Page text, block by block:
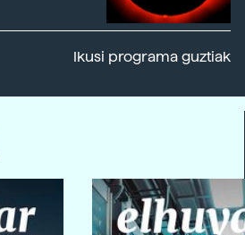
Ikusi programa guztiak